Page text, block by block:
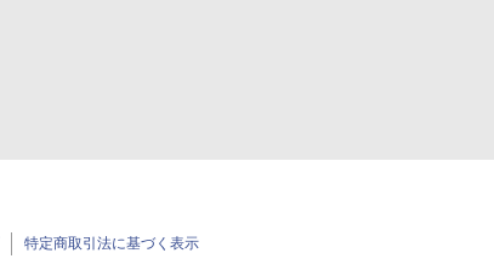
特定商取引法に基づく表示